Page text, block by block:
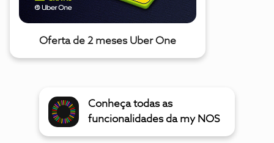
Oferta de 2 meses Uber One
Conheça todas as
funcionalidades da my NOS